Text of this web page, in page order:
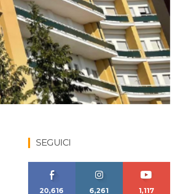
SEGUICI
20,616 6,261 1,117